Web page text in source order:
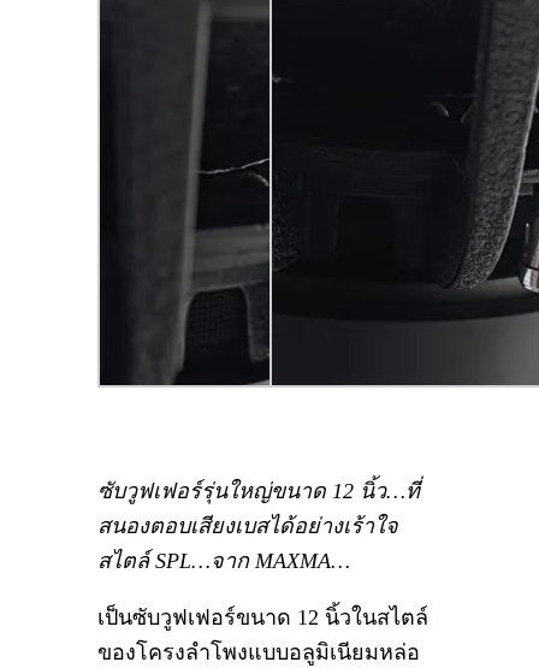
ซับวูฟเฟอร์รุ่นใหญ่ขนาด 12 นิ้ว…ที่
สนองตอบเสียงเบสได้อย่างเร้าใจ
สไตล์ SPL…จาก MAXMA…
เป็นซับวูฟเฟอร์ขนาด 12 นิ้วในสไตล์
ของโครงลำโพงแบบอลูมิเนียมหล่อ